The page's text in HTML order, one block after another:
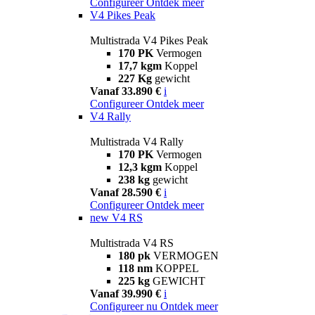
V4 Pikes Peak
Multistrada V4 Pikes Peak
170 PK Vermogen
17,7 kgm Koppel
227 Kg gewicht
Vanaf 33.890 € i
Configureer Ontdek meer
V4 Rally
Multistrada V4 Rally
170 PK Vermogen
12,3 kgm Koppel
238 kg gewicht
Vanaf 28.590 € i
Configureer Ontdek meer
new V4 RS
Multistrada V4 RS
180 pk VERMOGEN
118 nm KOPPEL
225 kg GEWICHT
Vanaf 39.990 € i
Configureer nu Ontdek meer